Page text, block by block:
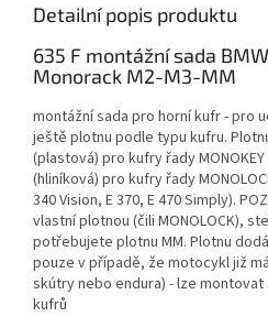
Detailní popis produktu
635 F montážní sada
Monorack M2-M3-MM
montážní sada pro horní kufr - pro
ještě plotnu podle typu kufru.
(plastová) pro kufry řady MONOKEY
(hliníková) pro kufry řady
340 Vision, E 370, E 470 Simply).
vlastní plotnou (čili MONOLOCK),
potřebujete plotnu MM. Plotnu
pouze v případě, že motocykl již
skútry nebo endura) - lze
kufrů